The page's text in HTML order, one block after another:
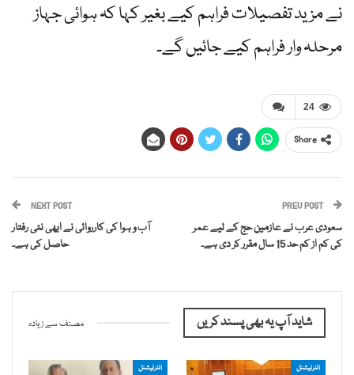
نے مزید تفصیلات فراہم کیے بغیر کہا کہ ہوائی جہاز
مرحلہ وار فراہم کیے جائیں گے۔
24
Share
PREV POST
سعودی عرب نے عازمین حج کے لیے عمر
کی کم از کم حد 15 سال مقرر کر دی ہے۔
NEXT POST
آب و ہوا کی کارروائی نے ابھی نئی رفتار
حاصل کی ہے۔
شاید آپ یہ بھی پسند کریں مصنف سے زیادہ
انٹرنیشنل انٹرنیشنل